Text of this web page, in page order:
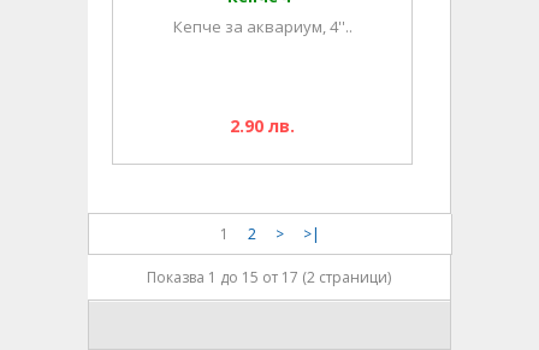
Кепче за аквариум, 4''..
2.90 лв.
1 2 > >|
Показва 1 до 15 от 17 (2 страници)